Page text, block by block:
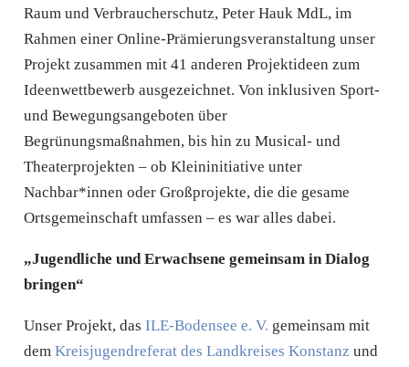
Raum und Verbraucherschutz, Peter Hauk MdL, im
Rahmen einer Online-Prämierungsveranstaltung unser
Projekt zusammen mit 41 anderen Projektideen zum
Ideenwettbewerb ausgezeichnet. Von inklusiven Sport-
und Bewegungsangeboten über
Begrünungsmaßnahmen, bis hin zu Musical- und
Theaterprojekten – ob Kleininitiative unter
Nachbar*innen oder Großprojekte, die die gesame
Ortsgemeinschaft umfassen – es war alles dabei.
„Jugendliche und Erwachsene gemeinsam in Dialog
bringen“
Unser Projekt, das ILE-Bodensee e. V. gemeinsam mit
dem Kreisjugendreferat des Landkreises Konstanz und